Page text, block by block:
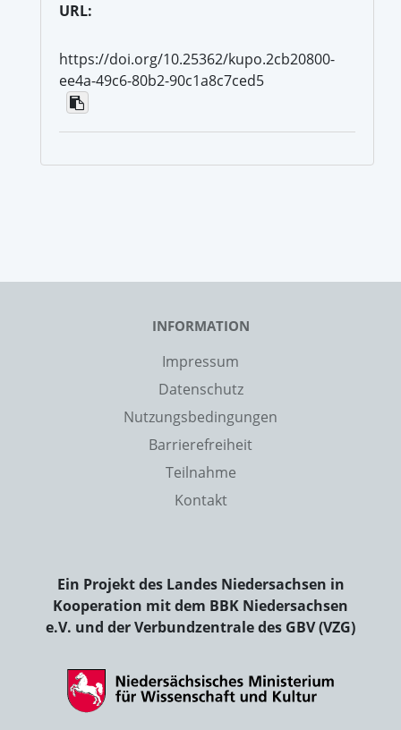
URL:
https://doi.org/10.25362/kupo.2cb20800-
ee4a-49c6-80b2-90c1a8c7ced5
INFORMATION
Impressum
Datenschutz
Nutzungsbedingungen
Barrierefreiheit
Teilnahme
Kontakt
Ein Projekt des Landes Niedersachsen in
Kooperation mit dem BBK Niedersachsen
e.V. und der Verbundzentrale des GBV (VZG)